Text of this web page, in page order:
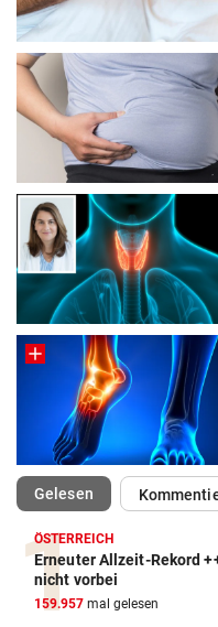
Gelesen(ausgewählt)
ÖSTERREICH
Erneuter Allzeit-Rekord
nicht vorbei
159.957 mal gelesen